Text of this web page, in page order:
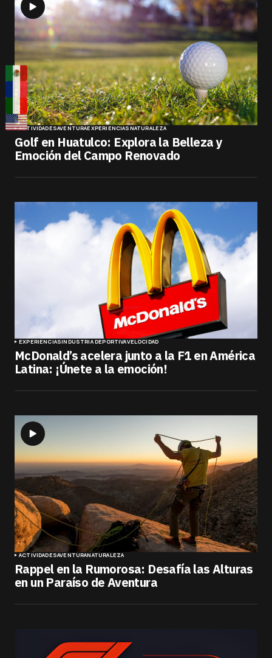
ACTIVIDADESAVENTURAEXPERIENCIASNATURALEZA
Golf en Huatulco: Explora la Belleza y
Emoción del Campo Renovado
EXPERIENCIASINDUSTRIA DEPORTIVAVELOCIDAD
McDonald’s acelera junto a la F1 en América
Latina: ¡Únete a la emoción!
ACTIVIDADESAVENTURANATURALEZA
Rappel en la Rumorosa: Desafía las Alturas
en un Paraíso de Aventura